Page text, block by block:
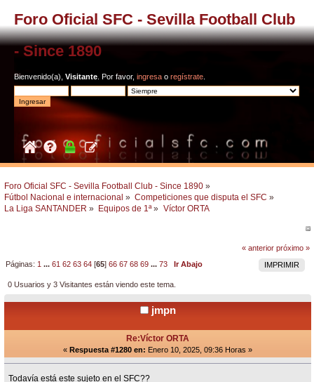
Foro Oficial SFC - Sevilla Football Club
- Since 1890
Bienvenido(a), Visitante . Por favor, ingresa o regístrate
Foro Oficial SFC - Sevilla Football Club - Since 1890 »
Fútbol Nacional e internacional » Competiciones que disputa el SFC »
La Liga SANTANDER » Equipos de 1ª» Víctor ORTA
« anterior próximo »
IMPRIMIR
Páginas: 1 ...61 62 63 64 [65]66 67 68 69 ...73 Ir Abajo
0 Usuarios y 3 Visitantes están viendo este tema.
jmpn
Re:Víctor ORTA
« Respuesta #1280 en: Enero 10, 2025, 09:36 Horas »
Todavía está este sujeto en el SFC??